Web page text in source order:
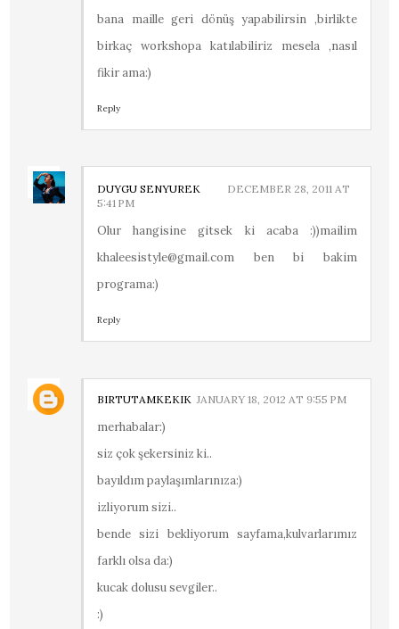
bana maille geri dönüş yapabilirsin ,birlikte
birkaç workshopa katılabiliriz mesela ,nasıl
fikir ama:)
Reply
DUYGU SENYUREK
DECEMBER 28, 2011 AT
5:41 PM
Olur hangisine gitsek ki acaba :))mailim
khaleesistyle@gmail.com ben bi bakim
programa:)
Reply
BIRTUTAMKEKIK JANUARY 18, 2012 AT 9:55 PM
merhabalar:)
siz çok şekersiniz ki..
bayıldım paylaşımlarınıza:)
izliyorum sizi..
bende sizi bekliyorum sayfama,kulvarlarımız
farklı olsa da:)
kucak dolusu sevgiler..
:)